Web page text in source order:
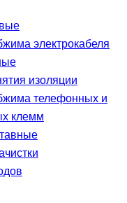
электрокабеля
изоляции
телефонных и
клемм